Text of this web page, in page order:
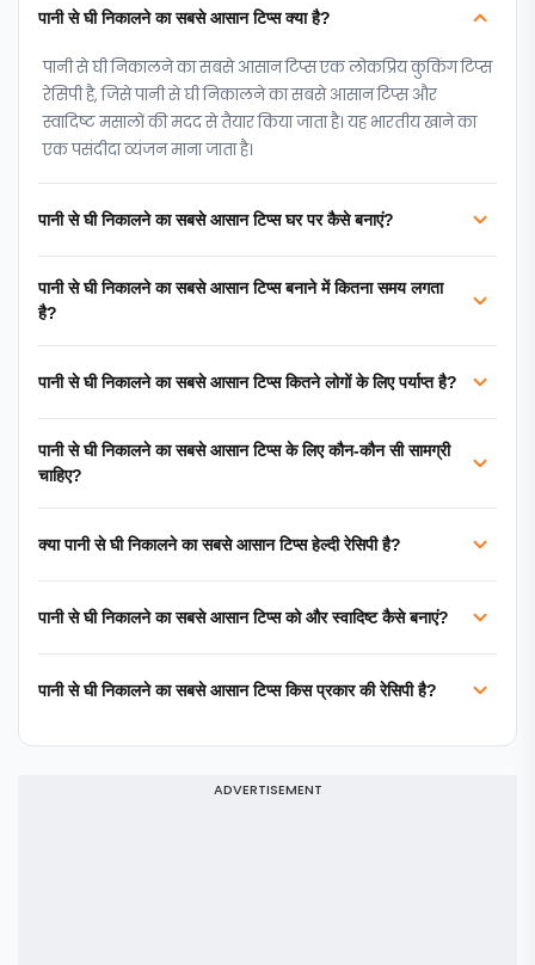
पानी से घी निकालने का सबसे आसान टिप्स क्या है?
पानी से घी निकालने का सबसे आसान टिप्स एक लोकप्रिय कुकिंग टिप्‍स
रेसिपी है, जिसे पानी से घी निकालने का सबसे आसान टिप्स और
स्वादिष्ट मसालों की मदद से तैयार किया जाता है। यह भारतीय खाने का
एक पसंदीदा व्यंजन माना जाता है।
पानी से घी निकालने का सबसे आसान टिप्स घर पर कैसे बनाएं?
पानी से घी निकालने का सबसे आसान टिप्स बनाने में कितना समय लगता
है?
पानी से घी निकालने का सबसे आसान टिप्स कितने लोगों के लिए पर्याप्त है?
पानी से घी निकालने का सबसे आसान टिप्स के लिए कौन-कौन सी सामग्री
चाहिए?
क्या पानी से घी निकालने का सबसे आसान टिप्स हेल्दी रेसिपी है?
पानी से घी निकालने का सबसे आसान टिप्स को और स्वादिष्ट कैसे बनाएं?
पानी से घी निकालने का सबसे आसान टिप्स किस प्रकार की रेसिपी है?
ADVERTISEMENT